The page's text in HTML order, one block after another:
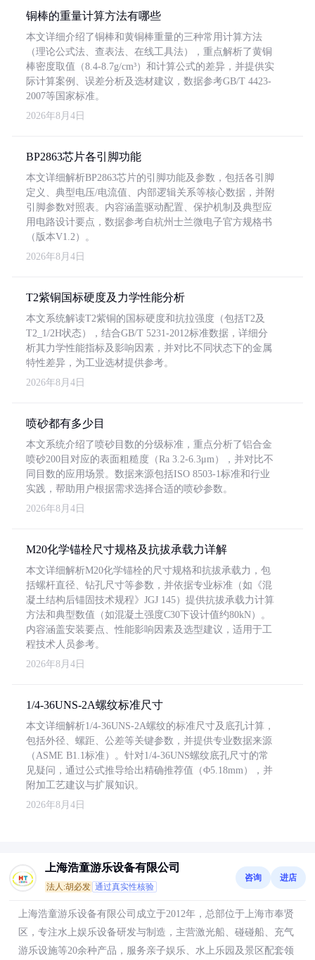
铜棒的重量计算方法有哪些
本文详细介绍了铜棒和黄铜棒重量的三种常用计算方法
（理论公式法、查表法、在线工具法），重点解析了黄铜
棒密度取值（8.4-8.7g/cm³）和计算公式的差异，并提供实
际计算案例、误差分析及选材建议，数据参考GB/T 4423-
2007等国家标准。
2026年8月4日
BP2863芯片各引脚功能
本文详细解析BP2863芯片的引脚功能及参数，包括各引脚
定义、典型电压/电流值、内部逻辑关系等核心数据，并附
引脚参数对照表。内容涵盖驱动配置、保护机制及典型应
用电路设计要点，数据参考自杭州士兰微电子官方规格书
（版本V1.2）。
2026年8月4日
T2紫铜国标硬度及力学性能分析
本文系统解读T2紫铜的国标硬度和抗拉强度（包括T2及
T2_1/2H状态），结合GB/T 5231-2012标准数据，详细分
析其力学性能指标及影响因素，并对比不同状态下的金属
特性差异，为工业选材提供参考。
2026年8月4日
喷砂都有多少目
本文系统介绍了喷砂目数的分级标准，重点分析了铝合金
喷砂200目对应的表面粗糙度（Ra 3.2-6.3μm），并对比不
同目数的应用场景。数据来源包括ISO 8503-1标准和行业
实践，帮助用户根据需求选择合适的喷砂参数。
2026年8月4日
M20化学锚栓尺寸规格及抗拔承载力详解
本文详细解析M20化学锚栓的尺寸规格和抗拔承载力，包
括螺杆直径、钻孔尺寸等参数，并依据专业标准（如《混
凝土结构后锚固技术规程》JGJ 145）提供抗拔承载力计算
方法和典型数值（如混凝土强度C30下设计值约80kN）。
内容涵盖安装要点、性能影响因素及选型建议，适用于工
程技术人员参考。
2026年8月4日
1/4-36UNS-2A螺纹标准尺寸
本文详细解析1/4-36UNS-2A螺纹的标准尺寸及底孔计算，
包括外径、螺距、公差等关键参数，并提供专业数据来源
（ASME B1.1标准）。针对1/4-36UNS螺纹底孔尺寸的常
见疑问，通过公式推导给出精确推荐值（Φ5.18mm），并
附加工艺建议与扩展知识。
2026年8月4日
上海浩童游乐设备有限公司
法人:胡必发 通过真实性核验
咨询 进店
上海浩童游乐设备有限公司成立于2012年，总部位于上海市奉贤
区，专注水上娱乐设备研发与制造，主营激光船、碰碰船、充气
游乐设施等20余种产品，服务亲子娱乐、水上乐园及景区配套领